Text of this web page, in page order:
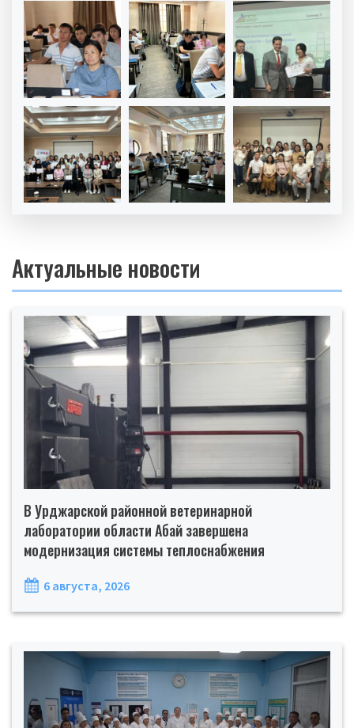
Актуальные новости
В Урджарской районной ветеринарной
лаборатории области Абай завершена
модернизация системы теплоснабжения
6 августа, 2026